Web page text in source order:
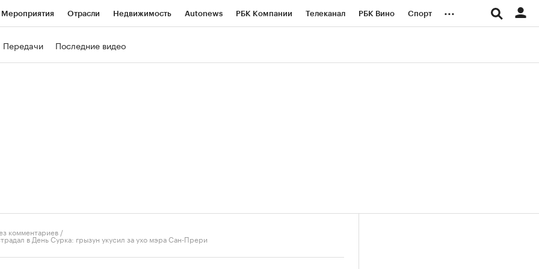
Мероприятия Отрасли Недвижимость Autonews РБК Компании Телеканал РБК Вино Спорт ...
Передачи Последние видео
комментариев /
в День Сурка: грызун укусил за ухо мэра Сан-Прери